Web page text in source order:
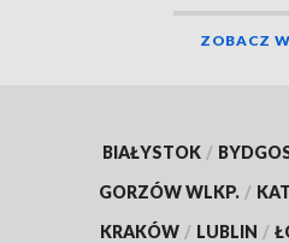
ZOBACZ
BIAŁYSTOK /
GORZÓW WLKP. /
KRAKÓW / LUBLIN /